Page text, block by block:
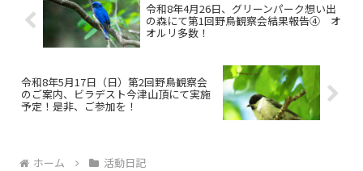
令和8年4月26日、グリーンパーク想い出
の森にて第1回野鳥観察会結果報告④ オ
オルリ多数！
令和8年5月17日（日）第2回野鳥観察会
のご案内、ビラデスト今津山頂にて実施
予定！是非、ご参加を！
ホーム 活動日記